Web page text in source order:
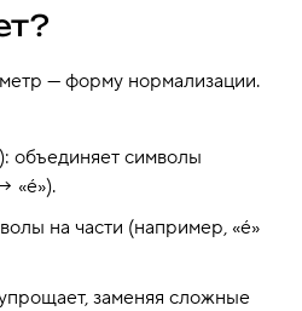
— форму нормализации.
объединяет символы
«é»).
на части (например, «é»
заменяя сложные